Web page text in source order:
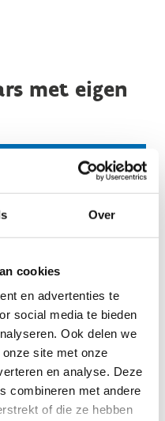
Over
cookies
en advertenties te
social media te bieden
Ook delen we
site met onze
en analyse. Deze
combineren met andere
of die ze hebben
met eigen
- Gaverbeek